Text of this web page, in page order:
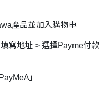
產品並加入購物車
寫地址 > 選擇Payme付款
」